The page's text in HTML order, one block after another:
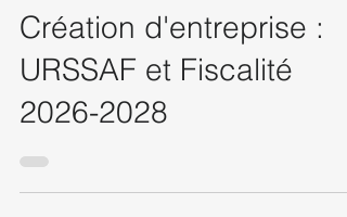
10 avr.
Création d'entreprise :
URSSAF et Fiscalité
2026-2028